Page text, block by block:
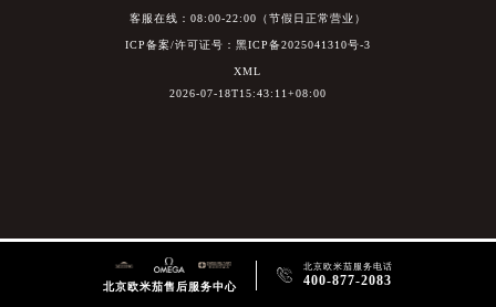
客服在线：08:00-22:00（节假日正常营业）
ICP备案/许可证号：黑ICP备2025041310号-3
XML
2026-07-18T15:43:11+08:00
北京欧米茄售后服务中心
 北京欧米茄服务电话
400-877-2083